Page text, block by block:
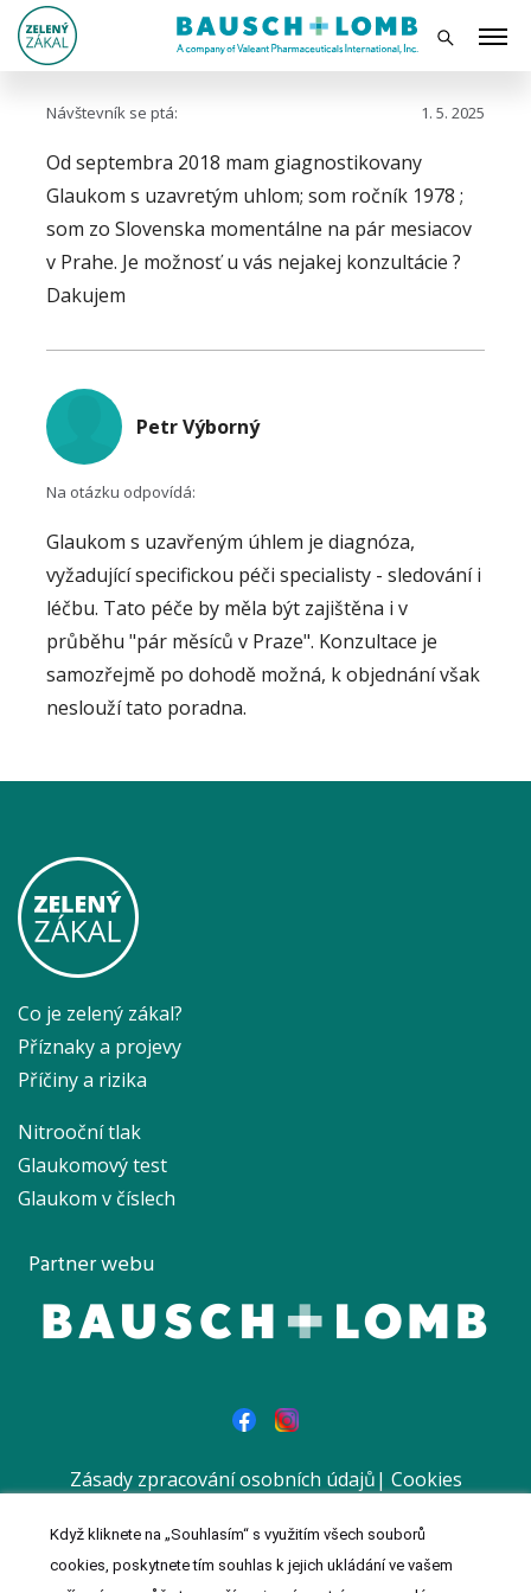
Návštevník se ptá: 1. 5. 2025
Od septembra 2018 mam giagnostikovany
Glaukom s uzavretým uhlom; som ročník 1978 ;
som zo Slovenska momentálne na pár mesiacov
v Prahe. Je možnosť u vás nejakej konzultácie ?
Dakujem
Petr Výborný
Na otázku odpovídá:
Glaukom s uzavřeným úhlem je diagnóza,
vyžadující specifickou péči specialisty - sledování i
léčbu. Tato péče by měla být zajištěna i v
průběhu "pár měsíců v Praze". Konzultace je
samozřejmě po dohodě možná, k objednání však
neslouží tato poradna.
Co je zelený zákal?
Příznaky a projevy
Příčiny a rizika
Nitrooční tlak
Glaukomový test
Glaukom v číslech
Partner webu
Zásady zpracování osobních údajů| Cookies
© 2023 MeDitorial | Vytvořil a spravuje Meditorial
| ISSN 1803-
Když kliknete na „Souhlasím“ s využitím všech souborů
cookies, poskytnete tím souhlas k jejich ukládání ve vašem